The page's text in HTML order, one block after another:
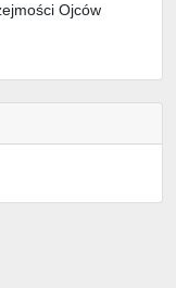
Ojców